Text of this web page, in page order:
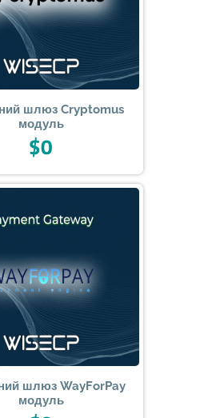
шлюз Cryptomus
модуль
$0
шлюз WayForPay
модуль